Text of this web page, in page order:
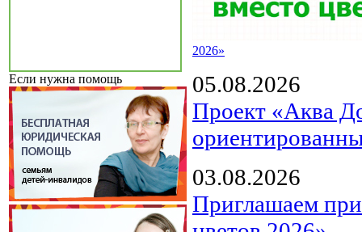
Если нужна помощь
2026»
05.08.2026
Проект «Аква
03.08.2026
Приглашаем